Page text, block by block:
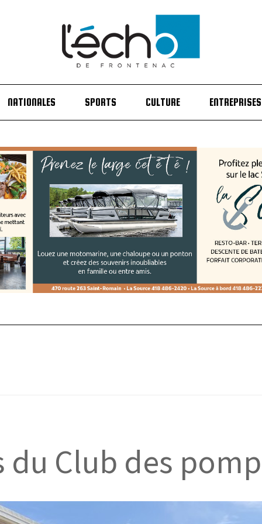
NATIONALES SPORTS CULTURE ENTREPRISES
Club des